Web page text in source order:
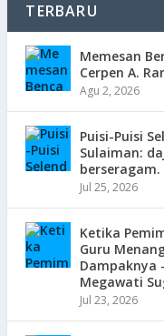
TERBARU
Memesan
Cerpen A.
Agu 2, 2026
Puisi-Puisi
Sulaiman:
berseragam.
Jul 25, 2026
Ketika
Guru
Dampaknya
Megawati
Jul 23, 2026